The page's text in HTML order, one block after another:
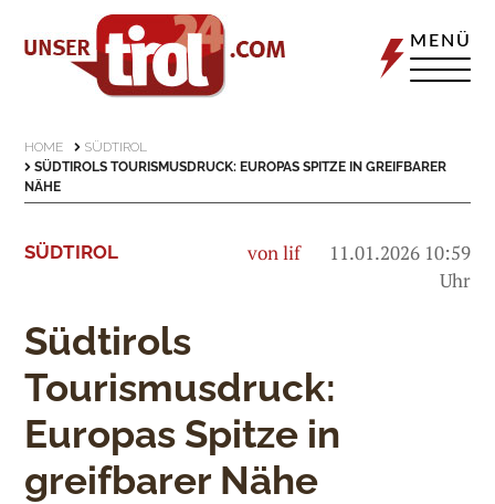
MENÜ
HOME
SÜDTIROL
SÜDTIROLS TOURISMUSDRUCK: EUROPAS SPITZE IN GREIFBARER
NÄHE
SÜDTIROL von lif
11.01.2026 10:59
Uhr
Südtirols
Tourismusdruck:
Europas Spitze in
greifbarer Nähe